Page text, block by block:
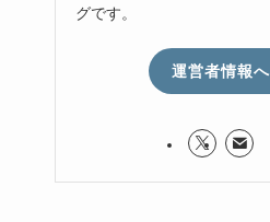
グです。
運営者情報へ